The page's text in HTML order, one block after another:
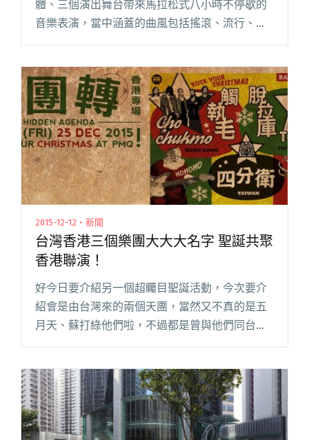
體、三個演出舞台帶來馬拉松式八小時不停歇的
音樂表演，當中涵蓋的曲風包括搖滾、流行、爵
2016」將在一閱讀全文 "香港本土音樂大觀摩
Music Fairground 樂墟遊一定滿足你"
2015-12-12・新聞
台灣香港三個樂團大大大名字 聖誕共聚
香港聯演！
好今日要介紹另一個超矚目聖誕活動，今次要介
紹會是由台灣來的兩個天團，當然又不真的是五
月天、蘇打綠他們啦，不過都是曾與他們同台演
出的！有請來是與五月天及董事長一同參與「團
及四分衛。兩個都是台灣前輩樂團閱讀全文 "台
灣香港三個樂團大大大名字 聖誕共聚香港聯
演！"